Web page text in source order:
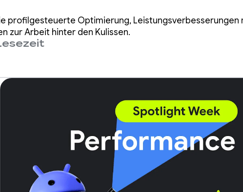
profilgesteuerte Optimierung, Leistungsverbesserungen
zur Arbeit hinter den Kulissen.